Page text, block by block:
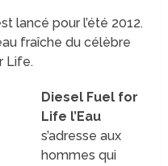
lancé pour l’été 2012.
fraîche du célèbre
Life.
Diesel Fuel for
Life l’Eau
s’adresse aux
hommes qui